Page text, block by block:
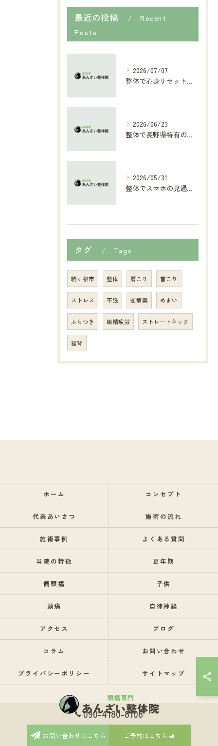
最近の投稿
Recent
Posts
2026/07/07
整体で心身リセット長野県の梅雨時期にお客様が抱える不調を根本からケア
2026/06/23
整体で長野県特有の梅雨時期の体の不調を根本からケアする最新対策ガイド
2026/05/31
整体でスマホの見過ぎによる体の不調を長野県で改善する具体的なポイントと安心ガイド
タグ Tags
駒ヶ根市 整体 肩こり 首こり
ストレス 不眠 頭痛薬 めまい
ふらつき 眼精疲労 ストレートネック
猫背
090-4180-8108
お問い合わせはこちら ご予約はこちら
ホーム コンセプト
代表あいさつ 施術の流れ
施術事例 よくある質問
当院の特徴 更年期
偏頭痛 子供
頭痛 自律神経
アクセス ブログ
コラム お問い合わせ
プライバシーポリシー サイトマップ
© 2026 長野県駒ヶ根市の整体なら頭痛専門 あんざい整体院 ALL RIGHTS
RESERVED.